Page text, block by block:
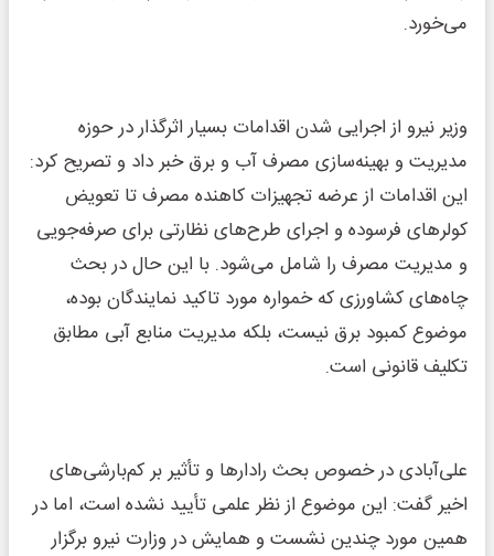
می‌خورد.
وزیر نیرو از اجرایی شدن اقدامات بسیار اثرگذار در حوزه
مدیریت و بهینه‌سازی مصرف آب و برق خبر داد و تصریح کرد:
این اقدامات از عرضه تجهیزات کاهنده مصرف تا تعویض
کولرهای فرسوده و اجرای طرح‌های نظارتی برای صرفه‌جویی
و مدیریت مصرف را شامل می‌شود. با این حال در بحث
چاه‌های کشاورزی که خمواره مورد تاکید نمایندگان بوده،
موضوع کمبود برق نیست، بلکه مدیریت منابع آبی مطابق
تکلیف قانونی است.
علی‌آبادی در خصوص بحث رادارها و تأثیر بر کم‌بارشی‌های
اخیر گفت: این موضوع از نظر علمی تأیید نشده است، اما در
همین مورد چندین نشست و همایش در وزارت نیرو برگزار